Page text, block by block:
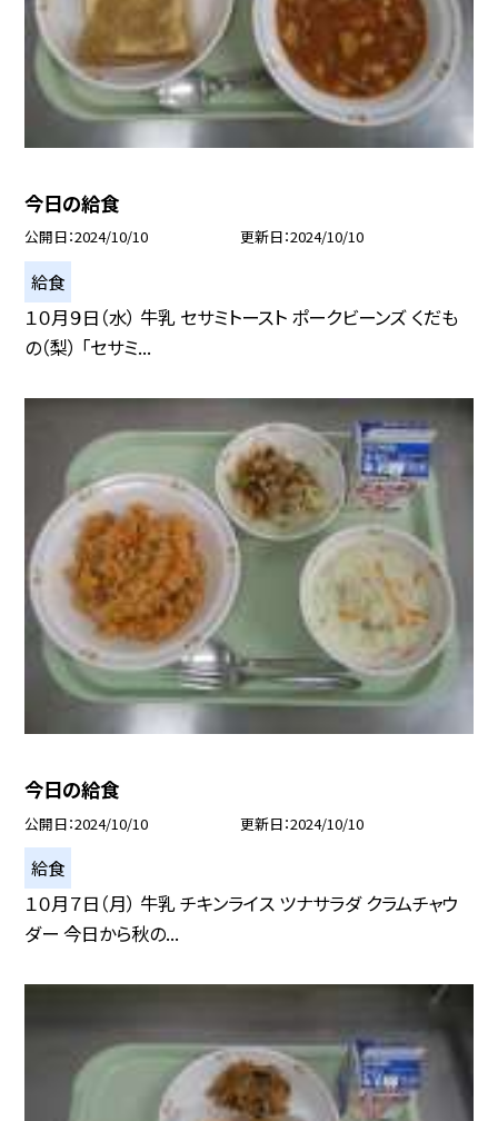
今日の給食
公開日 2024/10/10 更新日 2024/10/10
給食
１０月９日（水） 牛乳 セサミトースト ポークビーンズ くだも
の（梨） 「セサミ...
今日の給食
公開日 2024/10/10 更新日 2024/10/10
給食
１０月７日（月） 牛乳 チキンライス ツナサラダ クラムチャウ
ダー 今日から秋の...